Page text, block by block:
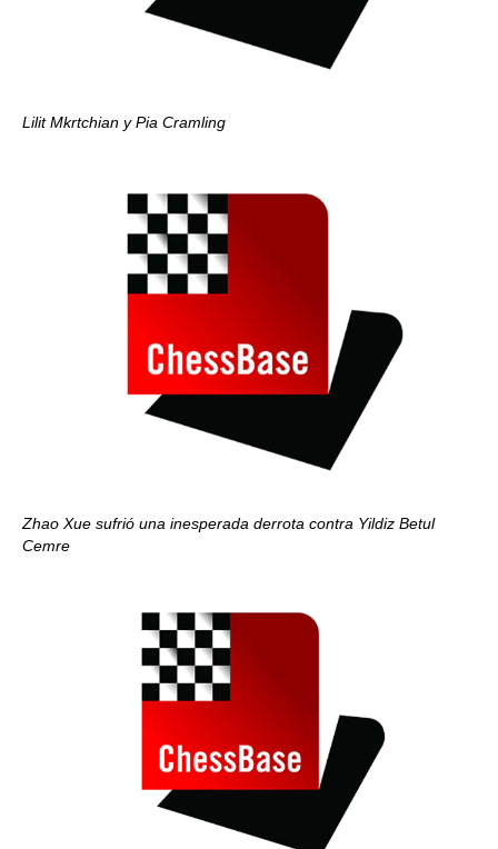
Lilit Mkrtchian y Pia Cramling
Zhao Xue sufrió una inesperada derrota contra Yildiz Betul
Cemre